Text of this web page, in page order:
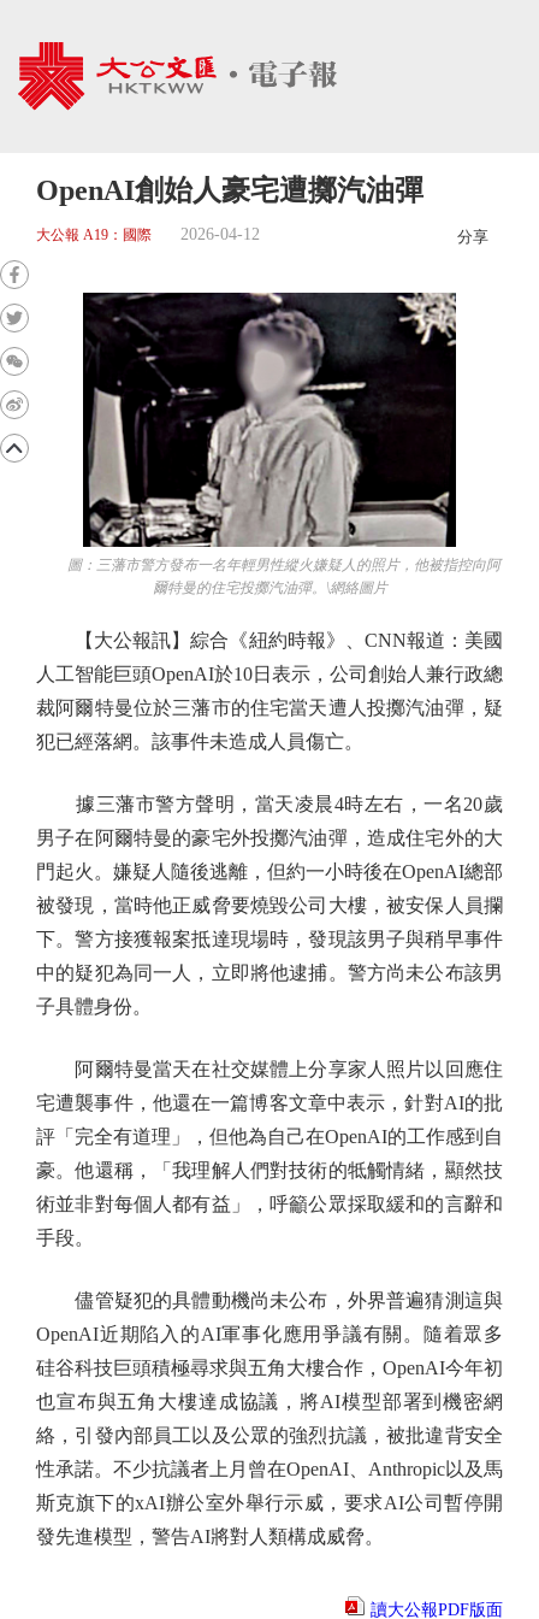
OpenAI創始人豪宅遭擲汽油彈
大公報 A19：國際 2026-04-12 分享
圖：三藩市警方發布一名年輕男性縱火嫌疑人的照片，他被指控向阿
爾特曼的住宅投擲汽油彈。\網絡圖片
【大公報訊】綜合《紐約時報》、CNN報道：美國
人工智能巨頭OpenAI於10日表示，公司創始人兼行政總
裁阿爾特曼位於三藩市的住宅當天遭人投擲汽油彈，疑
犯已經落網。該事件未造成人員傷亡。
據三藩市警方聲明，當天凌晨4時左右，一名20歲
男子在阿爾特曼的豪宅外投擲汽油彈，造成住宅外的大
門起火。嫌疑人隨後逃離，但約一小時後在OpenAI總部
被發現，當時他正威脅要燒毀公司大樓，被安保人員攔
下。警方接獲報案抵達現場時，發現該男子與稍早事件
中的疑犯為同一人，立即將他逮捕。警方尚未公布該男
子具體身份。
阿爾特曼當天在社交媒體上分享家人照片以回應住
宅遭襲事件，他還在一篇博客文章中表示，針對AI的批
評「完全有道理」，但他為自己在OpenAI的工作感到自
豪。他還稱，「我理解人們對技術的牴觸情緒，顯然技
術並非對每個人都有益」，呼籲公眾採取緩和的言辭和
手段。
儘管疑犯的具體動機尚未公布，外界普遍猜測這與
OpenAI近期陷入的AI軍事化應用爭議有關。隨着眾多
硅谷科技巨頭積極尋求與五角大樓合作，OpenAI今年初
也宣布與五角大樓達成協議，將AI模型部署到機密網
絡，引發內部員工以及公眾的強烈抗議，被批違背安全
性承諾。不少抗議者上月曾在OpenAI、Anthropic以及馬
斯克旗下的xAI辦公室外舉行示威，要求AI公司暫停開
發先進模型，警告AI將對人類構成威脅。
讀大公報PDF版面